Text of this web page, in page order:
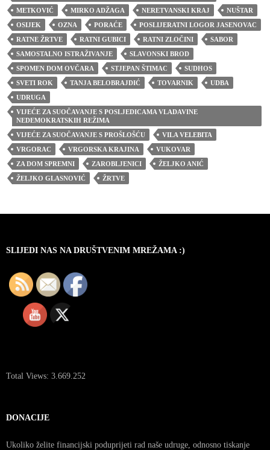
METKOVIĆ
MIRKO ADŽAGA NERETVANSKI KRAJ
NUŠTAR
OSIJEK
OZNA PORAĆE
POSLIJERATNI LOGOR JASENOVAC
RATNE ŽRTVE
RATNI GUBICI RATNI ZLOČINI
SABOR
SAMOSTALNO ISTRAŽIVANJE
SLAVONSKI BROD
SPOMEN DOM OVČARA
STJEPAN ŠTIMAC
SUDHOS
SVETI ROK
TANJA BELOBRAJDIĆ TOVARNIK
UDBA
UDRUGA
VIJEĆE ZA SUOČAVANJE S POSLJEDICAMA VLADAVINE
NEDEMOKRATSKIH REŽIMA
VIJEĆE ZA SUOČAVANJE S PROŠLOŠĆU
VILA VELEBITA
VRGORAC
VRGORSKA KRAJINA
VUKOVAR
ZA DOM SPREMNI
ZAROBLJENICI
ŽELJKO ANIĆ
ŽELJKO GLASNOVIĆ
ŽRTVE
SLIJEDI NAS NA DRUŠTVENIM MREŽAMA :)
Total Views: 3.669.252
DONACIJE
Ukoliko želite financijski poduprijeti rad naše udruge, odnosno tiskanje